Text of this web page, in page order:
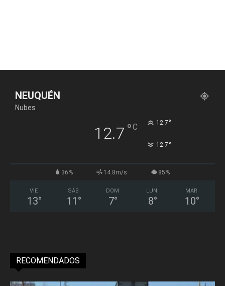
NEUQUÉN
Nubes
12.7 °C 12.7°
12.7°
36% 14.8m/s 85%
VIE
13°
SÁB
11 °
DOM
7°
LUN
8°
MAR
10°
RECOMENDADOS